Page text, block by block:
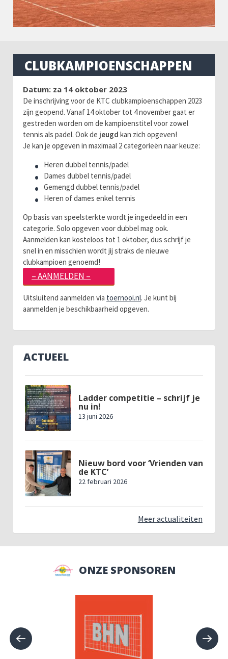
CLUBKAMPIOENSCHAPPEN
Datum: za 14 oktober 2023
De inschrijving voor de KTC clubkampioenschappen 2023
zijn geopend. Vanaf 14 oktober tot 4 november gaat er
gestreden worden om de kampioenstitel voor zowel
tennis als padel. Ook de jeugd kan zich opgeven!
Je kan je opgeven in maximaal 2 categorieën naar keuze:
Heren dubbel tennis/padel
Dames dubbel tennis/padel
Gemengd dubbel tennis/padel
Heren of dames enkel tennis
Op basis van speelsterkte wordt je ingedeeld in een
categorie. Solo opgeven voor dubbel mag ook.
Aanmelden kan kosteloos tot 1 oktober, dus schrijf je
snel in en misschien wordt jij straks de nieuwe
clubkampioen genoemd!
– AANMELDEN –
Uitsluitend aanmelden via toernooi.nl. Je kunt bij
aanmelden je beschikbaarheid opgeven.
ACTUEEL
Ladder competitie – schrijf je
nu in!
13 juni 2026
Nieuw bord voor ‘Vrienden van
de KTC’
22 februari 2026
Meer actualiteiten
ONZE SPONSOREN